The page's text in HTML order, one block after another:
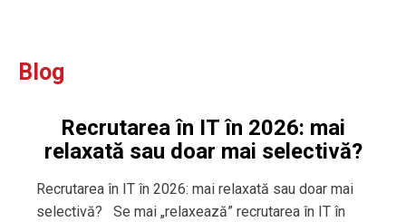
Blog
Recrutarea în IT în 2026: mai
relaxată sau doar mai selectivă?
Recrutarea în IT în 2026: mai relaxată sau doar mai
selectivă? Se mai „relaxează” recrutarea în IT în